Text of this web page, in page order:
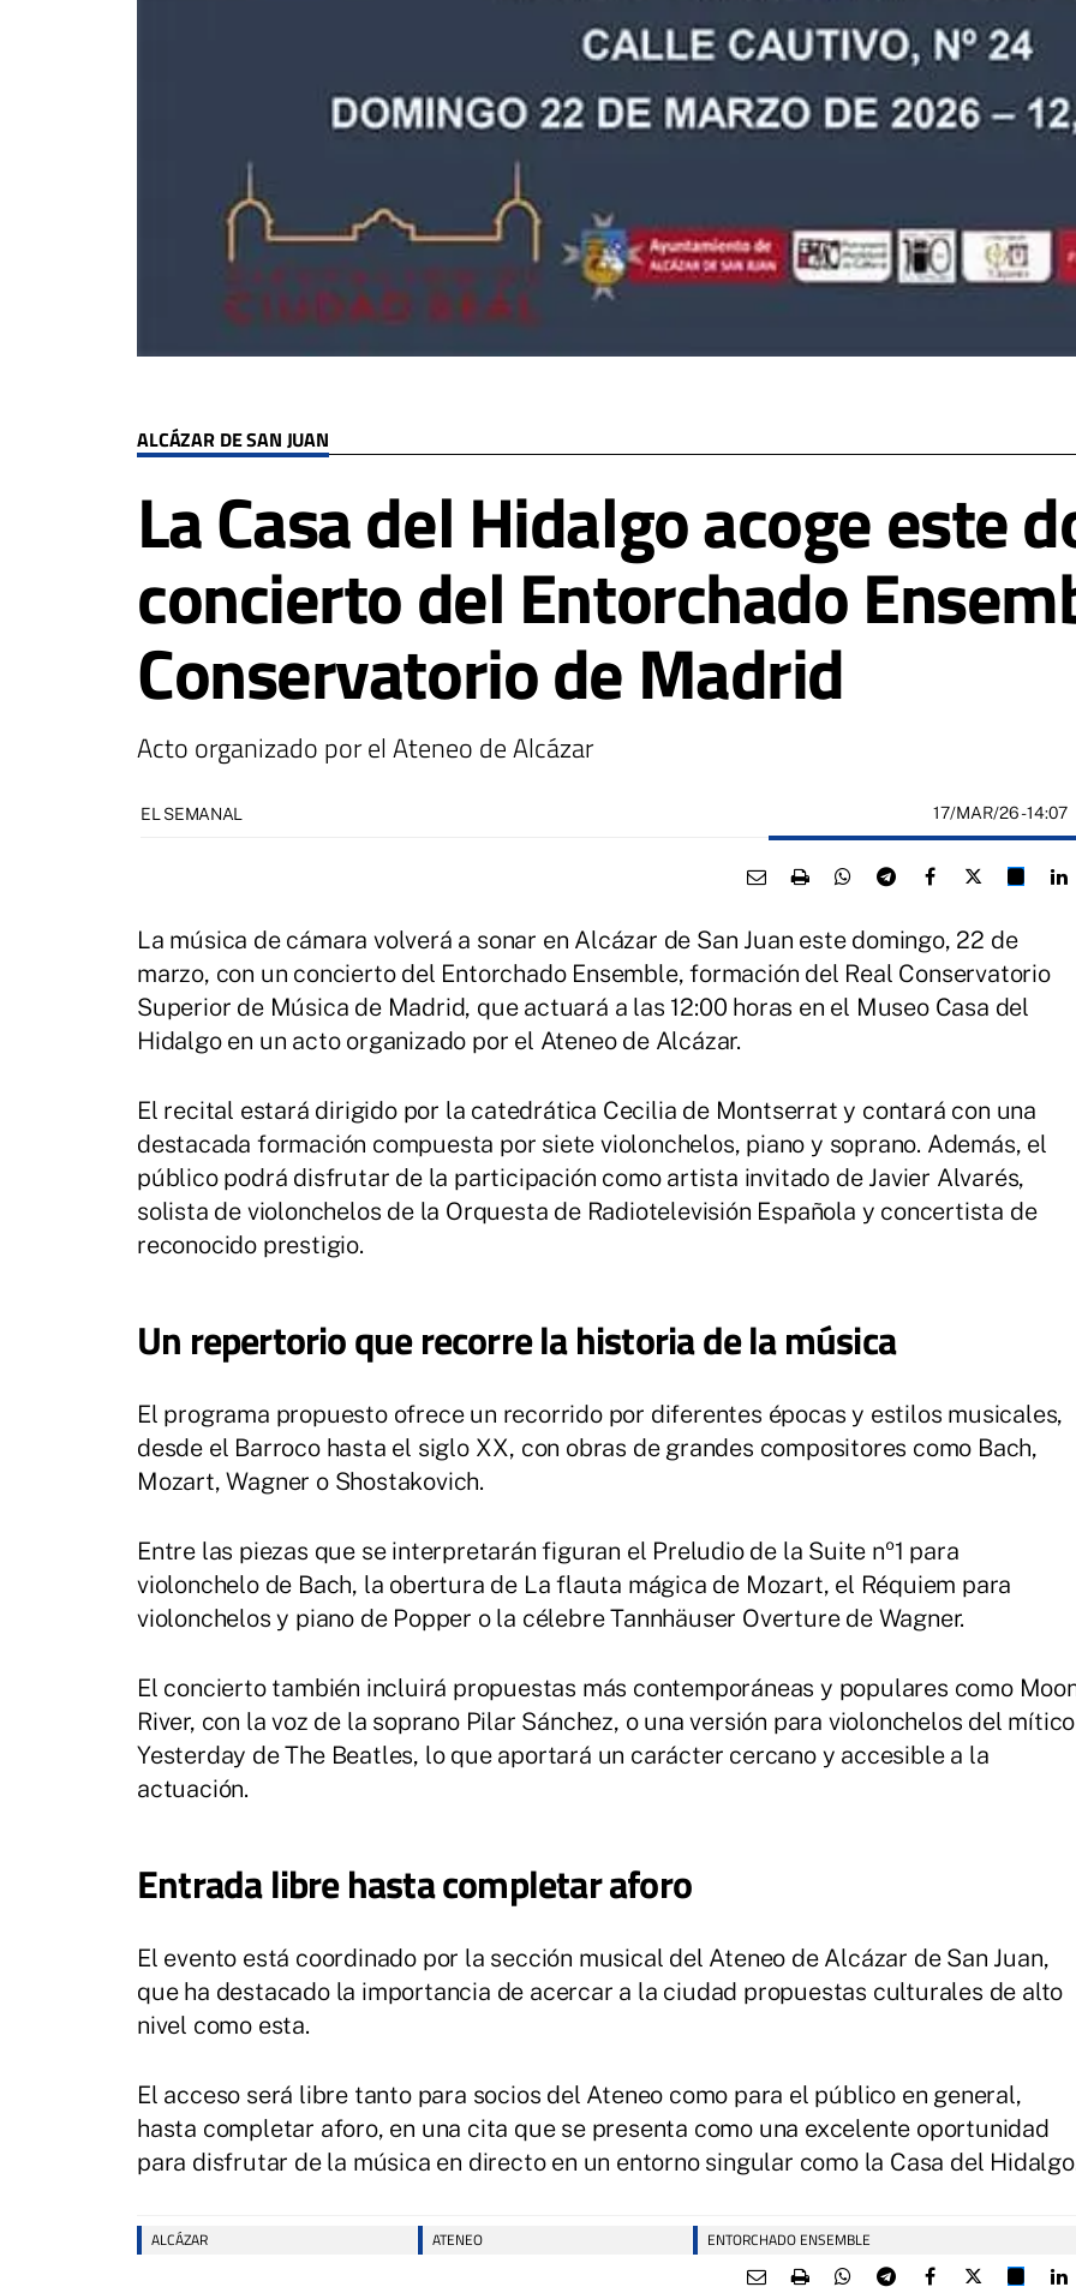
ALCÁZAR DE SAN JUAN
La Casa del Hidalgo acoge este
concierto del Entorchado
Conservatorio de Madrid
Acto organizado por el Ateneo de Alcázar
EL SEMANAL 17/MAR/26- 14:07
La música de cámara volverá a sonar en Alcázar de San Juan este domingo, 22 de
marzo, con un concierto del Entorchado Ensemble, formación del Real Conservatorio
Superior de Música de Madrid, que actuará a las 12:00 horas en el Museo Casa del
Hidalgo en un acto organizado por el Ateneo de Alcázar.
El recital estará dirigido por la catedrática Cecilia de Montserrat y contará con una
destacada formación compuesta por siete violonchelos, piano y soprano. Además, el
público podrá disfrutar de la participación como artista invitado de Javier Alvarés,
solista de violonchelos de la Orquesta de Radiotelevisión Española y concertista de
reconocido prestigio.
Un repertorio que recorre la historia de la música
El programa propuesto ofrece un recorrido por diferentes épocas y estilos musicales,
desde el Barroco hasta el siglo XX, con obras de grandes compositores como Bach,
Mozart, Wagner o Shostakovich.
Entre las piezas que se interpretarán figuran el Preludio de la Suite nº1 para
violonchelo de Bach, la obertura de La flauta mágica de Mozart, el Réquiem para
violonchelos y piano de Popper o la célebre Tannhäuser Overture de Wagner.
El concierto también incluirá propuestas más contemporáneas y populares como
River, con la voz de la soprano Pilar Sánchez, o una versión para violonchelos del mítico
Yesterday de The Beatles, lo que aportará un carácter cercano y accesible a la
actuación.
Entrada libre hasta completar aforo
El evento está coordinado por la sección musical del Ateneo de Alcázar de San Juan,
que ha destacado la importancia de acercar a la ciudad propuestas culturales de alto
nivel como esta.
El acceso será libre tanto para socios del Ateneo como para el público en general,
hasta completar aforo, en una cita que se presenta como una excelente oportunidad
para disfrutar de la música en directo en un entorno singular como la Casa del
ALCÁZAR ATENEO ENTORCHADO ENSEMBLE